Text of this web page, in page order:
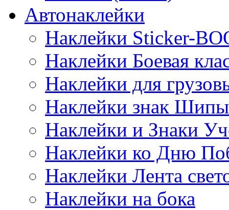
Автонаклейки
Наклейки Sticker-
Наклейки Боевая
Наклейки для
Наклейки знак Шипы
Наклейки и Знаки
Наклейки ко Дню
Наклейки Лента
Наклейки на бока